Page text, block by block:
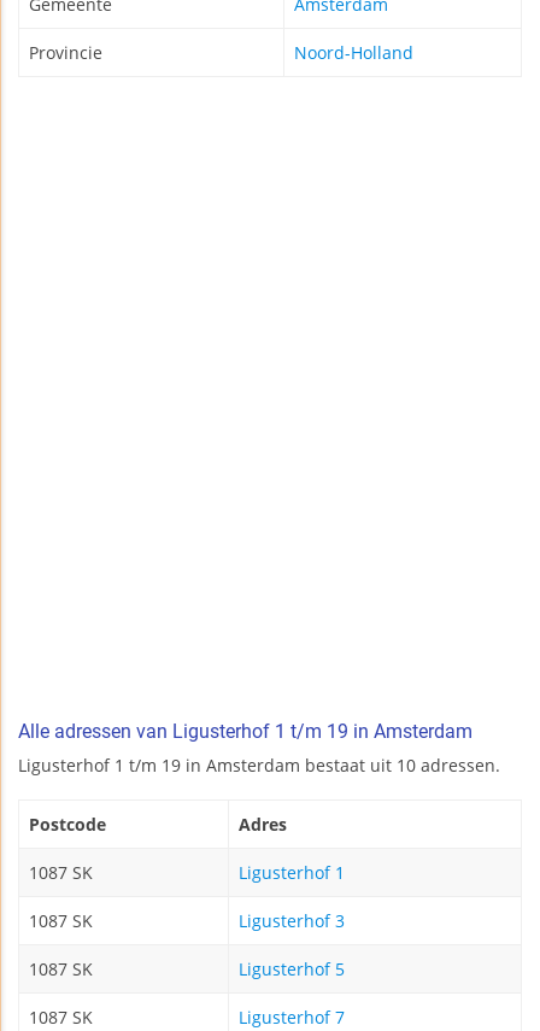
Gemeente Amsterdam
Provincie Noord-Holland
Alle adressen van Ligusterhof 1 t/m 19 in Amsterdam
Ligusterhof 1 t/m 19 in Amsterdam bestaat uit 10 adressen.
Postcode Adres
1087 SK Ligusterhof 1
1087 SK Ligusterhof 3
1087 SK Ligusterhof 5
1087 SK Ligusterhof 7